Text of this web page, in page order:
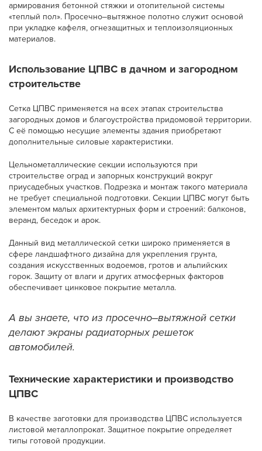
армирования бетонной стяжки и отопительной системы
«теплый пол». Просечно‒вытяжное полотно служит основой
при укладке кафеля, огнезащитных и теплоизоляционных
материалов.
Использование ЦПВС в дачном и загородном
строительстве
Сетка ЦПВС применяется на всех этапах строительства
загородных домов и благоустройства придомовой территории.
С её помощью несущие элементы здания приобретают
дополнительные силовые характеристики.
Цельнометаллические секции используются при
строительстве оград и запорных конструкций вокруг
приусадебных участков. Подрезка и монтаж такого материала
не требует специальной подготовки. Секции ЦПВС могут быть
элементом малых архитектурных форм и строений: балконов,
веранд, беседок и арок.
Данный вид металлической сетки широко применяется в
сфере ландшафтного дизайна для укрепления грунта,
создания искусственных водоемов, гротов и альпийских
горок. Защиту от влаги и других атмосферных факторов
обеспечивает цинковое покрытие металла.
А вы знаете, что из просечно‒вытяжной сетки
делают экраны радиаторных решеток
автомобилей.
Технические характеристики и производство
ЦПВС
В качестве заготовки для производства ЦПВС используется
листовой металлопрокат. Защитное покрытие определяет
типы готовой продукции.